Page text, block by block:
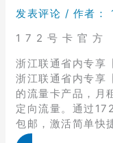
发表评论 / 作者：
1 7 2 号 卡 官 方
浙江联通省内专享
浙江联通省内专享
的流量卡产品，月
定向流量。通过
包邮，激活简单快